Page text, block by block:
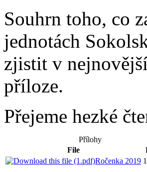
Souhrn toho, co
jednotách
zjistit v
příloze.
Přejeme hezké
Přílohy
File
Ročenka 2019